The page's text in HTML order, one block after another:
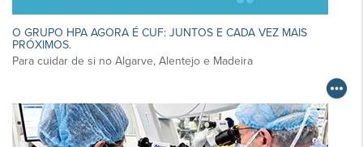
O GRUPO HPA AGORA É CUF: JUNTOS E CADA VEZ MAIS
PRÓXIMOS.
Para cuidar de si no Algarve, Alentejo e Madeira